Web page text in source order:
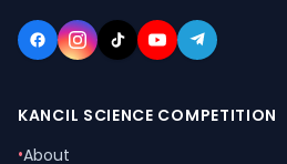
KANCIL SCIENCE COMPETITION
•About